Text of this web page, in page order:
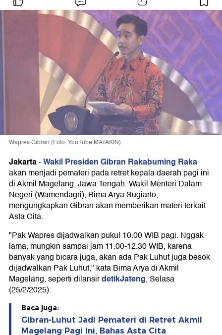
Wapres Gibran (Foto: YouTube MATAKIN)
Jakarta-Wakil Presiden Gibran Rakabuming Raka
akan menjadi pemateri pada retret kepala daerah pagi ini
di Akmil Magelang, Jawa Tengah. Wakil Menteri Dalam
Negeri (Wamendagri), Bima Arya Sugiarto,
mengungkapkan Gibran akan memberikan materi terkait
Asta Cita.
"Pak Wapres dijadwalkan pukul 10.00 WIB pagi. Nggak
lama, mungkin sampai jam 11.00-12.30 WIB, karena
banyak yang bicara juga, akan ada Pak Luhut juga besok
dijadwalkan Pak Luhut," kata Bima Arya di Akmil
Magelang, seperti dilansirdetikJateng, Selasa
(25/2/2025).
Baca juga:
Gibran-Luhut Jadi Pemateri di Retret Akmil
Magelang Pagi Ini, Bahas Asta Cita